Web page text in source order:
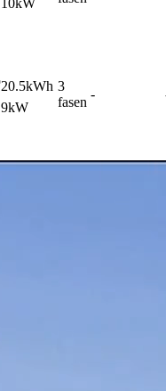
10kW
20.5kWh
9kW
3
fasen
-